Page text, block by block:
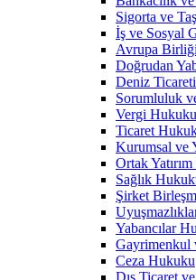
Sigorta ve
İş ve Sosyal
Avrupa
Doğrudan
Deniz
Sorumluluk
Vergi Hukuku
Ticaret
Kurumsal ve
Ortak
Sağlık
Şirket
Yabancılar
Gayrimenkul
Ceza Hukuku
Dış Ticaret